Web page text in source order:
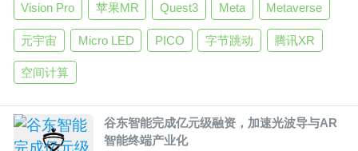
Vision Pro 苹果MR Quest3 Meta Metaverse
元宇宙 Micro LED PICO 字节跳动 腾讯XR
空间计算
谷东智能完成亿元级融资，加速光波导与AR
智能终端产业化